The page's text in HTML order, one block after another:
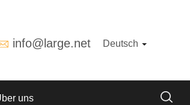
info@large.net Deutsch
uns